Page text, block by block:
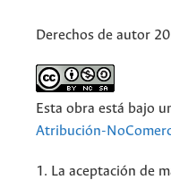
Derechos de autor
Esta obra está bajo
Atribución-
1. La aceptación de